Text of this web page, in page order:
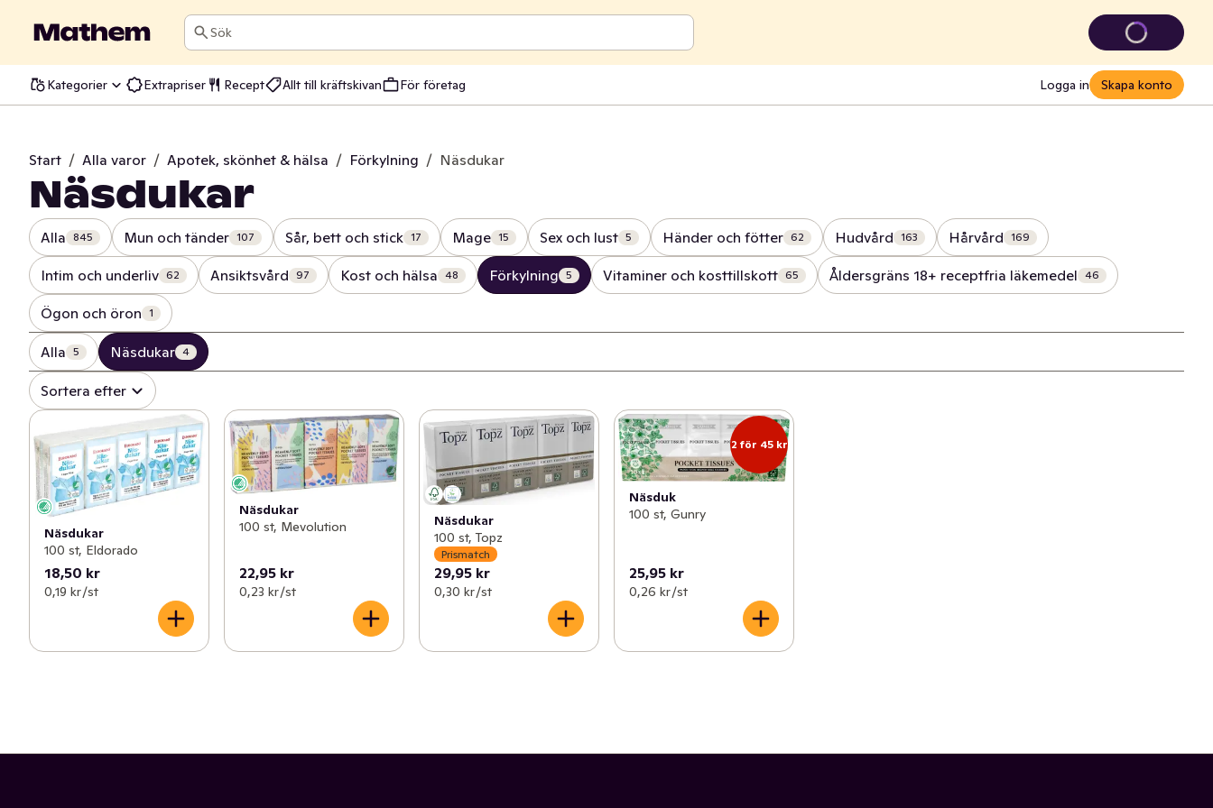
Sök
Kategorier Extrapriser Recept Allt till kräftskivan För företag Logga in Skapa konto
Start / Alla varor / Apotek, skönhet & hälsa / Förkylning / Näsdukar
Näsdukar
Alla 845 Mun och tänder 107 Sår, bett och stick 17 Mage 15 Sex och lust 5 Händer och fötter 62 Hudvård 163 Hårvård 169
Intim och underliv 62 Ansiktsvård 97 Kost och hälsa 48 Förkylning 5 Vitaminer och kosttillskott 65 Åldersgräns 18+ receptfria läkemedel 46
Ögon och öron 1
Alla 5 Näsdukar 4
Sortera efter
Näsdukar
100 st, Eldorado
18,50 kr
0,19 kr /st
Näsdukar
100 st, Mevolution
22,95 kr
0,23 kr /st
Näsdukar
100 st, Topz
Prismatch
29,95 kr
0,30 kr /st
2 för 45 kr
Näsduk
100 st, Gunry
25,95 kr
0,26 kr /st